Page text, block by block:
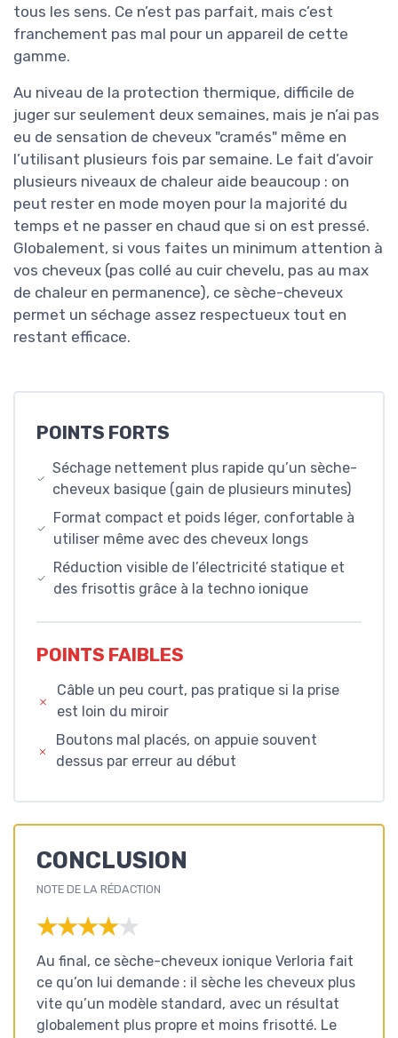
tous les sens. Ce n’est pas parfait, mais c’est
franchement pas mal pour un appareil de cette
gamme.
Au niveau de la protection thermique, difficile de
juger sur seulement deux semaines, mais je n’ai pas
eu de sensation de cheveux "cramés" même en
l’utilisant plusieurs fois par semaine. Le fait d’avoir
plusieurs niveaux de chaleur aide beaucoup : on
peut rester en mode moyen pour la majorité du
temps et ne passer en chaud que si on est pressé.
Globalement, si vous faites un minimum attention à
vos cheveux (pas collé au cuir chevelu, pas au max
de chaleur en permanence), ce sèche-cheveux
permet un séchage assez respectueux tout en
restant efficace.
POINTS FORTS
Séchage nettement plus rapide qu’un sèche-
cheveux basique (gain de plusieurs minutes)
Format compact et poids léger, confortable à
utiliser même avec des cheveux longs
Réduction visible de l’électricité statique et
des frisottis grâce à la techno ionique
POINTS FAIBLES
Câble un peu court, pas pratique si la prise
est loin du miroir
Boutons mal placés, on appuie souvent
dessus par erreur au début
CONCLUSION
NOTE DE LA RÉDACTION
★★★★★
★★★★★
Au final, ce sèche-cheveux ionique Verloria fait
ce qu’on lui demande : il sèche les cheveux plus
vite qu’un modèle standard, avec un résultat
globalement plus propre et moins frisotté. Le